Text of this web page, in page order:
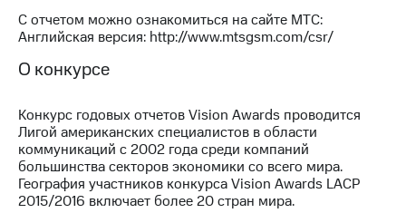
Другое
Регистратор
Реквизиты
развитие
деловая этика
На главную
С отчетом можно ознакомиться на сайте МТС:
Английская версия: http://www.mtsgsm.com/csr/
О конкурсе
Конкурс годовых отчетов Vision Awards проводится
Лигой американских специалистов в области
коммуникаций с 2002 года среди компаний
большинства секторов экономики со всего мира.
География участников конкурса Vision Awards LACP
2015/2016 включает более 20 стран мира.